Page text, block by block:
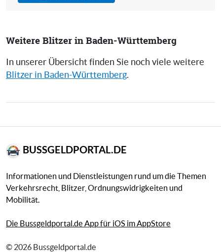
Weitere Blitzer in Baden-Württemberg
In unserer Übersicht finden Sie noch viele weitere
Blitzer in Baden-Württemberg.
BUSSGELDPORTAL.DE
Informationen und Dienstleistungen rund um die Themen
Verkehrsrecht, Blitzer, Ordnungswidrigkeiten und
Mobilität.
Die Bussgeldportal.de App für iOS im AppStore
© 2026 Bussgeldportal.de